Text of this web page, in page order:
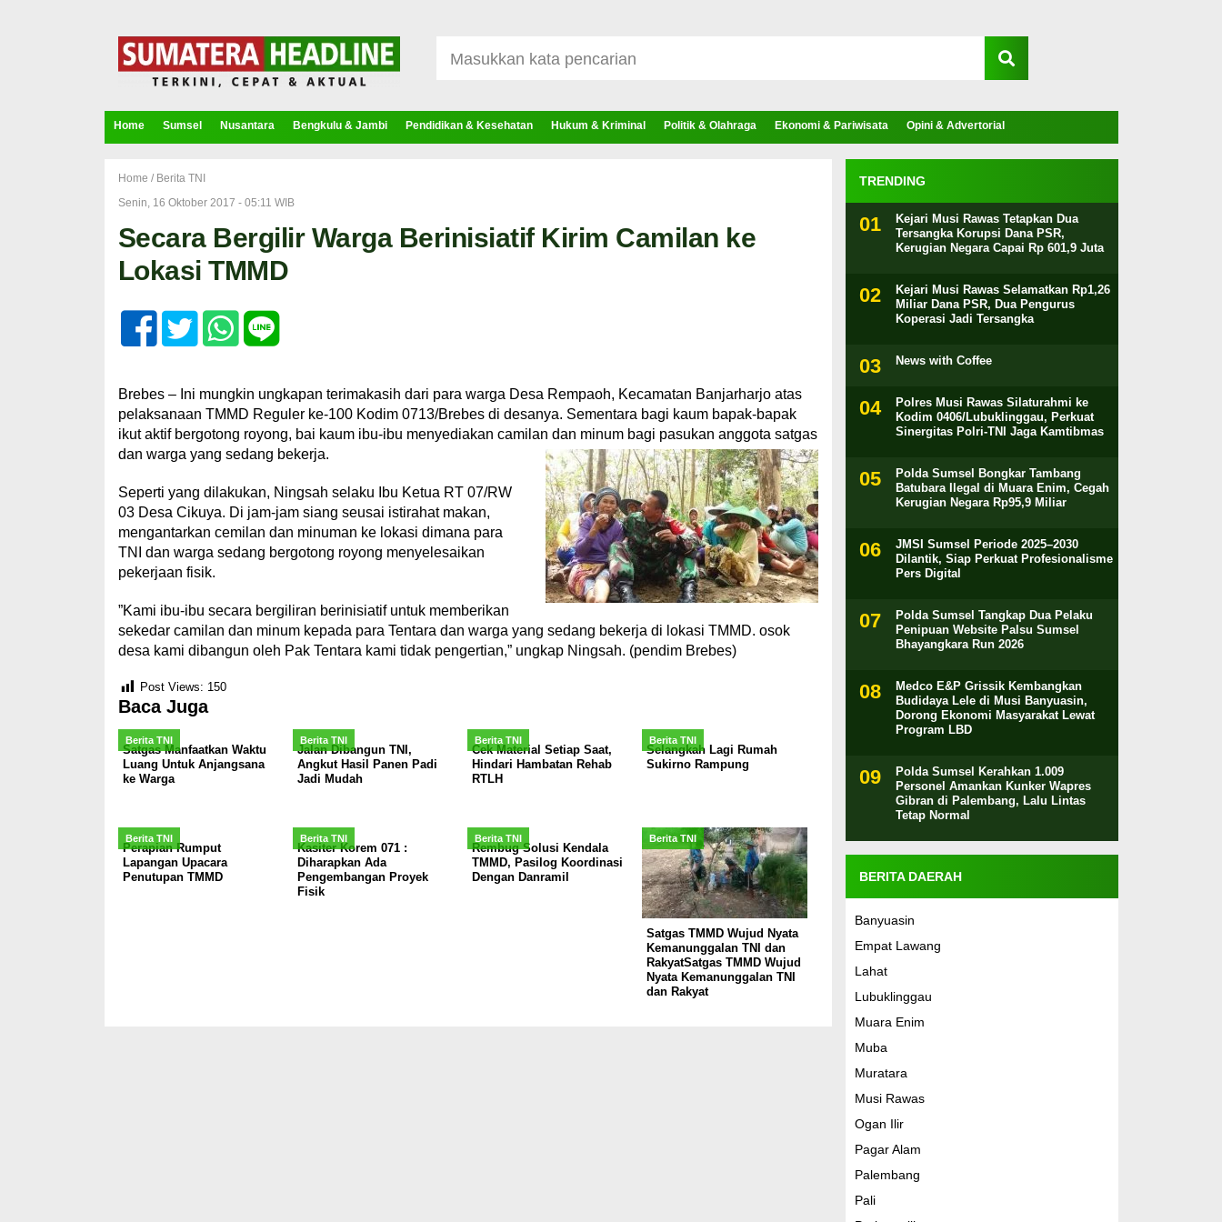
Home Sumsel Nusantara Bengkulu & Jambi Pendidikan & Kesehatan Hukum & Kriminal Politik & Olahraga Ekonomi & Pariwisata Opini & Advertorial
Home / Berita TNI
Senin, 16 Oktober 2017 - 05:11 WIB
Secara Bergilir Warga Berinisiatif Kirim Camilan ke
Lokasi TMMD
Brebes – Ini mungkin ungkapan terimakasih dari para warga Desa Rempaoh, Kecamatan Banjarharjo atas
pelaksanaan TMMD Reguler ke-100 Kodim 0713/Brebes di desanya. Sementara bagi kaum bapak-bapak
ikut aktif bergotong royong, bai kaum ibu-ibu menyediakan camilan dan minum bagi pasukan anggota satgas
dan warga yang sedang bekerja.
Seperti yang dilakukan, Ningsah selaku Ibu Ketua RT 07/RW
03 Desa Cikuya. Di jam-jam siang seusai istirahat makan,
mengantarkan cemilan dan minuman ke lokasi dimana para
TNI dan warga sedang bergotong royong menyelesaikan
pekerjaan fisik.
”Kami ibu-ibu secara bergiliran berinisiatif untuk memberikan
sekedar camilan dan minum kepada para Tentara dan warga yang sedang bekerja di lokasi TMMD. osok
desa kami dibangun oleh Pak Tentara kami tidak pengertian,” ungkap Ningsah. (pendim Brebes)
Post Views: 150
Baca Juga
Berita TNI
Satgas Manfaatkan Waktu
Luang Untuk Anjangsana
ke Warga
Berita TNI
Jalan Dibangun TNI,
Angkut Hasil Panen Padi
Jadi Mudah
Berita TNI
Cek Material Setiap Saat,
Hindari Hambatan Rehab
RTLH
Berita TNI
Selangkah Lagi Rumah
Sukirno Rampung
Berita TNI
Perapian Rumput
Lapangan Upacara
Penutupan TMMD
Berita TNI
Kasiter Korem 071 :
Diharapkan Ada
Pengembangan Proyek
Fisik
Berita TNI
Rembug Solusi Kendala
TMMD, Pasilog Koordinasi
Dengan Danramil
Berita TNI
Satgas TMMD Wujud Nyata
Kemanunggalan TNI dan
RakyatSatgas TMMD Wujud
Nyata Kemanunggalan TNI
dan Rakyat
TRENDING
Kejari Musi Rawas Tetapkan Dua
Tersangka Korupsi Dana PSR,
Kerugian Negara Capai Rp 601,9 Juta
Kejari Musi Rawas Selamatkan Rp1,26
Miliar Dana PSR, Dua Pengurus
Koperasi Jadi Tersangka
News with Coffee
Polres Musi Rawas Silaturahmi ke
Kodim 0406/Lubuklinggau, Perkuat
Sinergitas Polri-TNI Jaga Kamtibmas
Polda Sumsel Bongkar Tambang
Batubara Ilegal di Muara Enim, Cegah
Kerugian Negara Rp95,9 Miliar
JMSI Sumsel Periode 2025–2030
Dilantik, Siap Perkuat Profesionalisme
Pers Digital
Polda Sumsel Tangkap Dua Pelaku
Penipuan Website Palsu Sumsel
Bhayangkara Run 2026
Medco E&P Grissik Kembangkan
Budidaya Lele di Musi Banyuasin,
Dorong Ekonomi Masyarakat Lewat
Program LBD
Polda Sumsel Kerahkan 1.009
Personel Amankan Kunker Wapres
Gibran di Palembang, Lalu Lintas
Tetap Normal
BERITA DAERAH
Banyuasin
Empat Lawang
Lahat
Lubuklinggau
Muara Enim
Muba
Muratara
Musi Rawas
Ogan Ilir
Pagar Alam
Palembang
Pali